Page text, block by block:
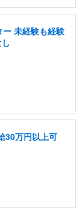
未経験も経験
30万円以上可